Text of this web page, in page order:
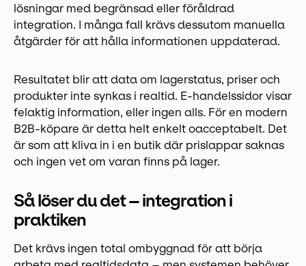
lösningar med begränsad eller föråldrad
integration. I många fall krävs dessutom manuella
åtgärder för att hålla informationen uppdaterad.
Resultatet blir att data om lagerstatus, priser och
produkter inte synkas i realtid. E-handelssidor visar
felaktig information, eller ingen alls. För en modern
B2B-köpare är detta helt enkelt oacceptabelt. Det
är som att kliva in i en butik där prislappar saknas
och ingen vet om varan finns på lager.
Så löser du det – integration i
praktiken
Det krävs ingen total ombyggnad för att börja